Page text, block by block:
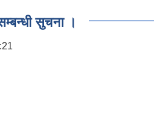
सुचना ।